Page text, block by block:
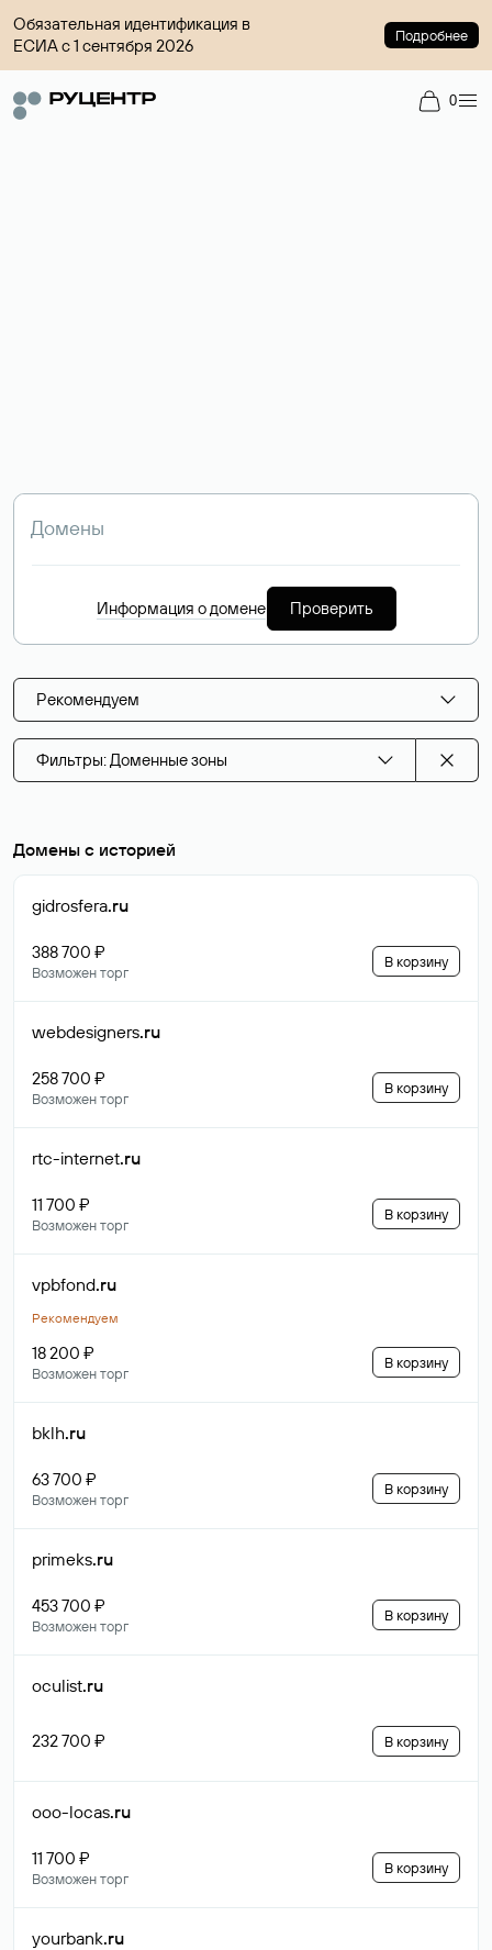
Обязательная идентификация в
ЕСИА с 1 сентября 2026
Подробнее
0
Информация о домене Проверить
Рекомендуем
Фильтры: Доменные зоны
Домены с историей
gidrosfera.ru
388 700 ₽
Возможен торг
В корзину
webdesigners.ru
258 700 ₽
Возможен торг
В корзину
rtc-internet.ru
11 700 ₽
Возможен торг
В корзину
vpbfond.ru
Рекомендуем
18 200 ₽
Возможен торг
В корзину
bklh.ru
63 700 ₽
Возможен торг
В корзину
primeks.ru
453 700 ₽
Возможен торг
В корзину
oculist.ru
232 700 ₽ В корзину
ooo-locas.ru
11 700 ₽
Возможен торг
В корзину
yourbank.ru